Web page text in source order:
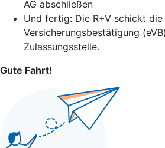
AG abschließen
Und fertig: Die R+V schickt
Versicherungsbestätigung
Zulassungsstelle.
Gute Fahrt!